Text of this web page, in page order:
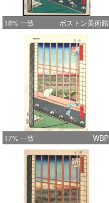
18% 一致 ボストン美術館
17% 一致 WBP